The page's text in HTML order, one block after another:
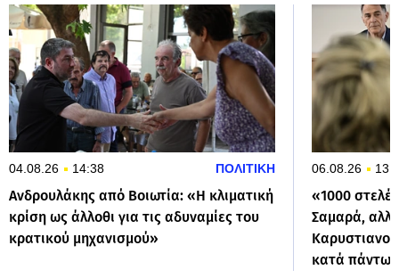
04.08.26 14:38 ΠΟΛΙΤΙΚΗ
Ανδρουλάκης από Βοιωτία: «Η κλιματική
κρίση ως άλλοθι για τις αδυναμίες του
κρατικού μηχανισμού»
06.08.26
«1000
Σαμαρά,
κατά πάντων